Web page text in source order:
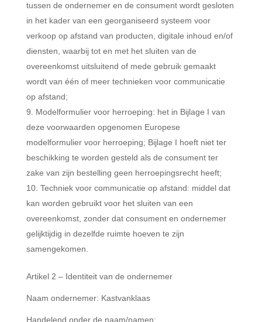
tussen de ondernemer en de consument wordt gesloten
in het kader van een georganiseerd systeem voor
verkoop op afstand van producten, digitale inhoud en/of
diensten, waarbij tot en met het sluiten van de
overeenkomst uitsluitend of mede gebruik gemaakt
wordt van één of meer technieken voor communicatie
op afstand;
Modelformulier voor herroeping: het in Bijlage I van
deze voorwaarden opgenomen Europese
modelformulier voor herroeping; Bijlage I hoeft niet ter
beschikking te worden gesteld als de consument ter
zake van zijn bestelling geen herroepingsrecht heeft;
Techniek voor communicatie op afstand: middel dat
kan worden gebruikt voor het sluiten van een
overeenkomst, zonder dat consument en ondernemer
gelijktijdig in dezelfde ruimte hoeven te zijn
samengekomen.
Artikel 2 – Identiteit van de ondernemer
Naam ondernemer: Kastvanklaas
Handelend onder de naam/namen: